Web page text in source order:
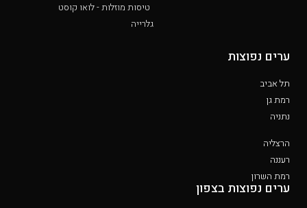
טיסות מוזלות - לואו קוסט
גלרייה
ערים נפוצות
תל אביב
רמת גן
נתניה
הרצליה
רעננה
רמת השרון
ערים נפוצות בצפון